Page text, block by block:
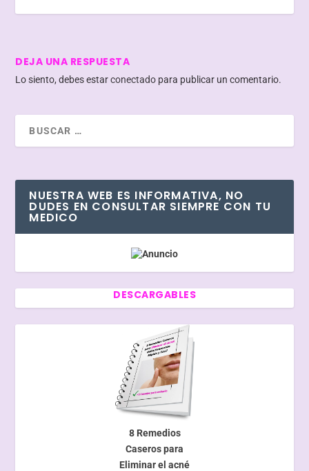
DEJA UNA RESPUESTA
Lo siento, debes estarconectado para publicar un comentario.
NUESTRA WEB ES INFORMATIVA, NO
DUDES EN CONSULTAR SIEMPRE CON TU
MEDICO
DESCARGABLES
8 Remedios
Caseros para
Eliminar el acné